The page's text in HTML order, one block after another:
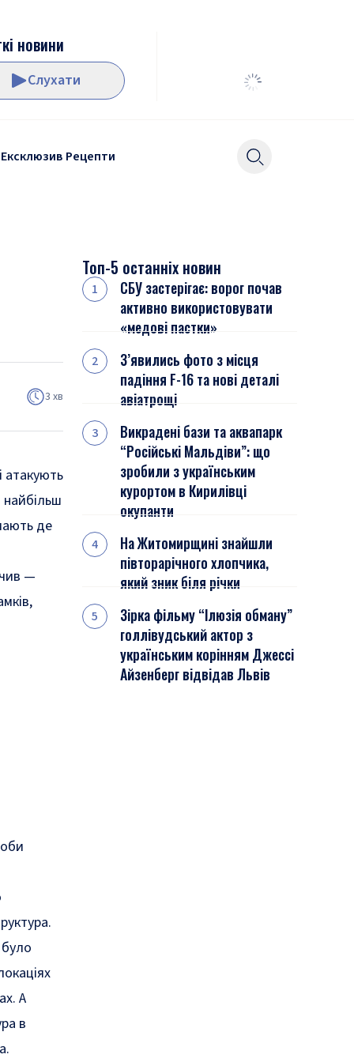
новини
Слухати
Ексклюзив Рецепти
3 хв
атакують
найбільш
де
—
А
в
Топ-5 останніх новин
СБУ застерігає: ворог почав
активно використовувати
«медові пастки»
З’явились фото з місця
падіння F-16 та нові деталі
авіатрощі
Викрадені бази та аквапарк
“Російські Мальдіви”: що
зробили з українським
курортом в Кирилівці
окупанти
На Житомирщині знайшли
півторарічного хлопчика,
який зник біля річки
Зірка фільму “Ілюзія обману”
голлівудський актор з
українським корінням Джессі
Айзенберг відвідав Львів